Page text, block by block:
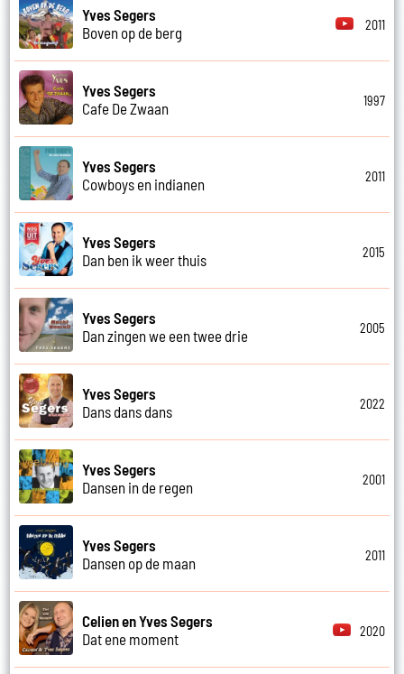
Yves Segers
Boven op de berg
2011
Yves Segers
Cafe De Zwaan
1997
Yves Segers
Cowboys en indianen
2011
Yves Segers
Dan ben ik weer thuis
2015
Yves Segers
Dan zingen we een twee drie
2005
Yves Segers
Dans dans dans
2022
Yves Segers
Dansen in de regen
2001
Yves Segers
Dansen op de maan
2011
Celien en Yves Segers
Dat ene moment
2020